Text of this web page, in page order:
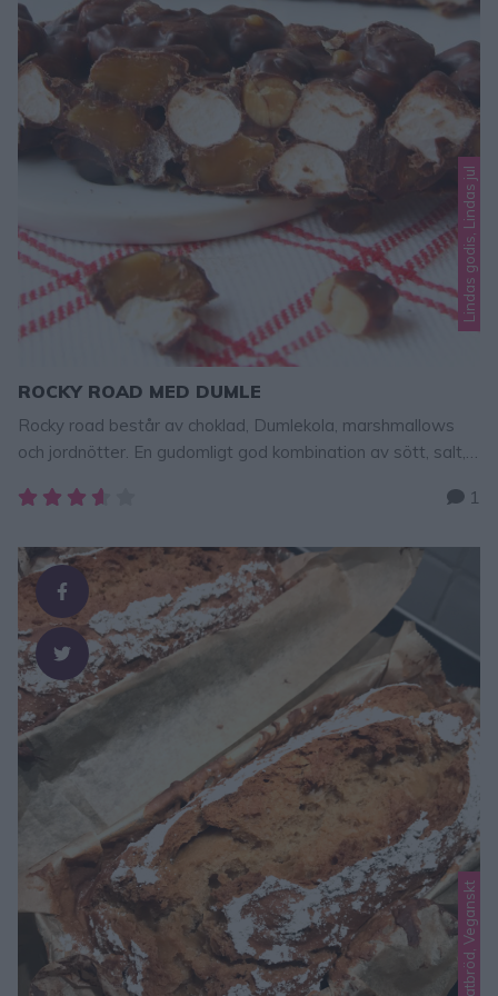
Lindas godis, Lindas jul
ROCKY ROAD MED DUMLE
Rocky road består av choklad, Dumlekola, marshmallows
och jordnötter. En gudomligt god kombination av sött, salt,
julgodisrecept – klicka här! Tips! Hemgjord Bounty – klicka
g mörk choklad 200 g mjölkchoklad 20 Dumlekolor 4 …
1